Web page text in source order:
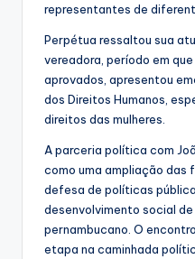
representantes de
Perpétua ressaltou sua
vereadora, período em
aprovados, apresentou
dos Direitos Humanos,
direitos das mulheres.
A parceria política com
como uma ampliação das
defesa de políticas
desenvolvimento social
pernambucano. O
etapa na caminhada